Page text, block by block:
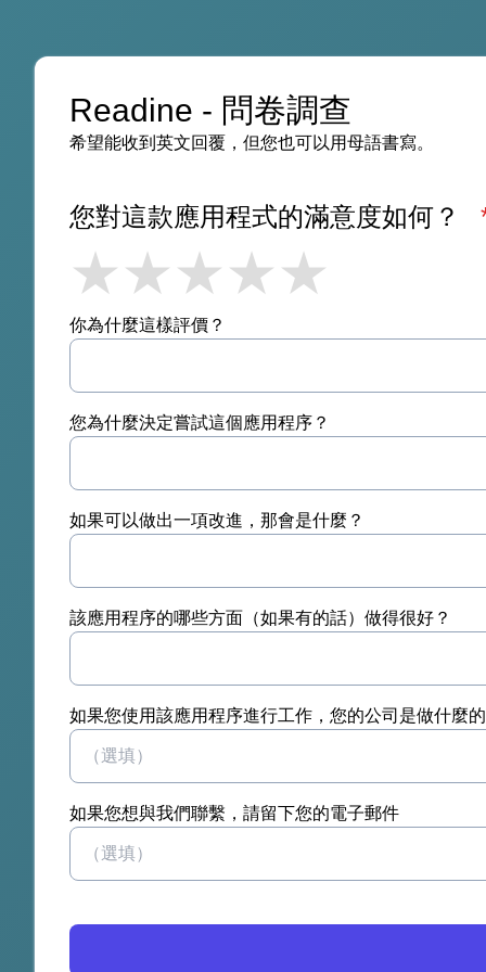
Readine - 問卷調查
希望能收到英文回覆，但您也可以用母語書寫。
您對這款應用程式的滿意度如何？
4
3
2
1
你為什麼這樣評價？
您為什麼決定嘗試這個應用程序？
如果可以做出一項改進，那會是什麼？
該應用程序的哪些方面（如果有的話）做得很好？
如果您使用該應用程序進行工作，您的公司是做什麼
如果您想與我們聯繫，請留下您的電子郵件